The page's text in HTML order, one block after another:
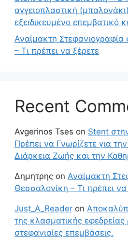
αγγειοπλαστική
εξειδικευμένο επεμβατικό
Αναίμακτη
– Τι πρέπει να ξέρετε
Recent
Avgerinos Tses on Stent
Πρέπει να Γνωρίζετε για
Διάρκεια Ζωής και την
Δημητρης on Αναίμακτη
Θεσσαλονίκη – Τι πρέπει να
Just_A_Reader on
της κλασματικής εφεδρείας
στεφανιαίες επεμβάσεις.